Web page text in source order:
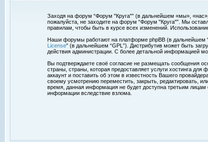
Заходя на форум “Форум "Круга"” (в дальнейшем «мы»,
пожалуйста, не заходите на форум “Форум "Круга"”. Мы
правилам, чтобы быть в курсе всех изменений.
Наши форумы работают на платформе phpBB (в дальнейшем
License” (в дальнейшем “GPL”). Дистрибутив может быть
действия администрации. С более детальной информацией
Вы подтверждаете своё согласие не размещать сообщения
страны, страны, которая предоставляет услуги хостинга
аккаунт и поставить об этом в известность Вашего
своему усмотрению переместить, закрыть, редактировать,
время, данная информация не будет доступна третьим лицам
информации вследствие взлома.